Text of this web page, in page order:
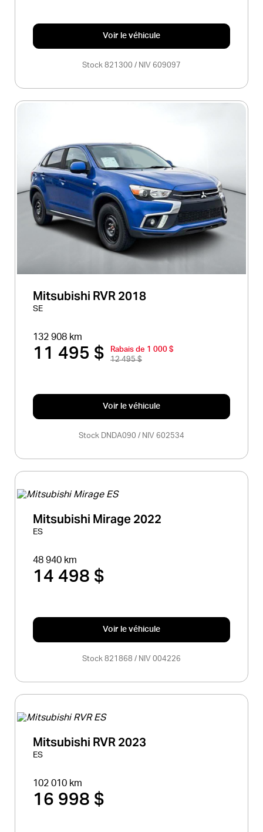
Voir le véhicule
Stock 821300 / NIV 609097
Mitsubishi RVR 2018
SE
132 908 km
11 495 $
Rabais de 1 000 $
12 495 $
Voir le véhicule
Stock DNDA090 / NIV 602534
Mitsubishi Mirage 2022
ES
48 940 km
14 498 $
Voir le véhicule
Stock 821868 / NIV 004226
Mitsubishi RVR 2023
ES
102 010 km
16 998 $